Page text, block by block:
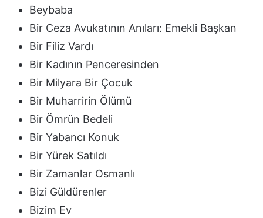
Beybaba
Bir Ceza Avukatının Anıları: Emekli Başkan
Bir Filiz Vardı
Bir Kadının Penceresinden
Bir Milyara Bir Çocuk
Bir Muharririn Ölümü
Bir Ömrün Bedeli
Bir Yabancı Konuk
Bir Yürek Satıldı
Bir Zamanlar Osmanlı
Bizi Güldürenler
Bizim Ev